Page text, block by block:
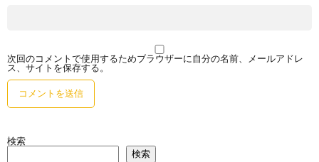
次回のコメントで使用するためブラウザーに自分の名前、メールアドレ
ス、サイトを保存する。
検索
検索